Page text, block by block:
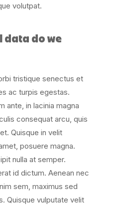
volutpat.
data do we
tristique senectus et
ac turpis egestas.
ante, in lacinia magna
consequat arcu, quis
Quisque in velit
posuere magna.
nulla at semper.
id dictum. Aenean nec
sem, maximus sed
Quisque vulputate velit